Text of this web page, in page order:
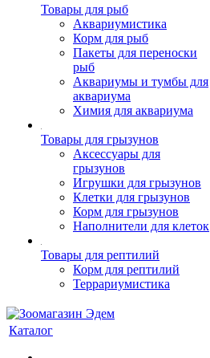
Товары для рыб
Аквариумистика
Корм для рыб
Пакеты для переноски
рыб
Аквариумы и тумбы для
аквариума
Химия для аквариума
Товары для грызунов
Аксессуары для
грызунов
Игрушки для грызунов
Клетки для грызунов
Корм для грызунов
Наполнители для клеток
Товары для рептилий
Корм для рептилий
Террариумистика
Каталог